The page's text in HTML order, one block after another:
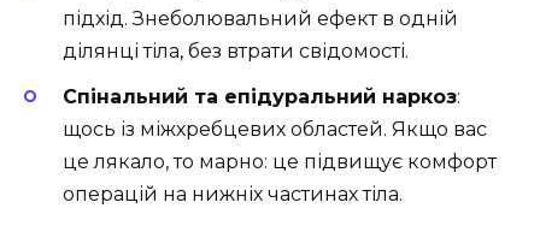
підхід. Знеболювальний ефект в одній
ділянці тіла, без втрати свідомості.
Спінальний та епідуральний наркоз:
щось із міжхребцевих областей. Якщо вас
це лякало, то марно: це підвищує комфорт
операцій на нижніх частинах тіла.